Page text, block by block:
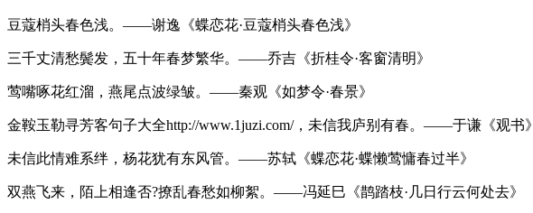
豆蔻梢头春色浅。——谢逸《蝶恋花·豆蔻梢头春色浅》
三千丈清愁鬓发，五十年春梦繁华。——乔吉《折桂令·客窗清明》
莺嘴啄花红溜，燕尾点波绿皱。——秦观《如梦令·春景》
金鞍玉勒寻芳客句子大全http://www.1juzi.com/，未信我庐别有春。——于谦《观书》
未信此情难系绊，杨花犹有东风管。——苏轼《蝶恋花·蝶懒莺慵春过半》
双燕飞来，陌上相逢否?撩乱春愁如柳絮。——冯延巳《鹊踏枝·几日行云何处去》